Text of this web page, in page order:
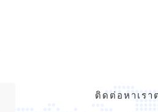
ติดต่อหาเรา